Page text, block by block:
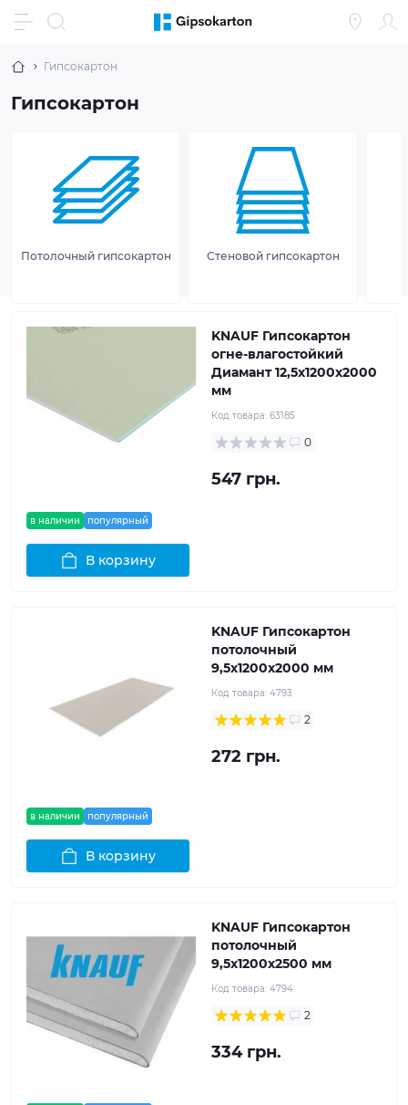
Гипсокартон
Гипсокартон
Потолочный гипсокартон Стеновой гипсокартон
в наличии популярный
KNAUF Гипсокартон
огне-влагостойкий
Диамант 12,5x1200x2000
мм
Код товара: 63185
0
547 грн.
В корзину
в наличии популярный
KNAUF Гипсокартон
потолочный
9,5x1200x2000 мм
Код товара: 4793
2
272 грн.
В корзину
KNAUF Гипсокартон
потолочный
9,5x1200x2500 мм
Код товара: 4794
2
334 грн.